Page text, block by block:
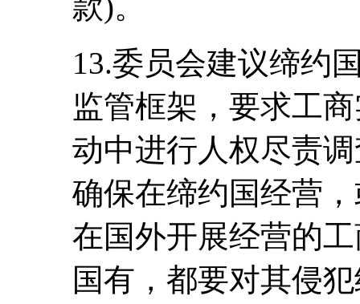
13.委员会建议缔约
监管框架，要求工
动中进行人权尽责
确保在缔约国经营
在国外开展经营的
国有，都要对其侵